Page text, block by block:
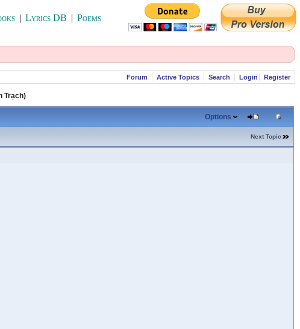
| Lyrics DB | Poems
Forum Active Topics Search Login Register
Trạch)
Options
Next Topic